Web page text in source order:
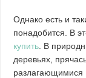
Однако есть и
понадобится. В
купить . В
деревьях,
разлагающимися